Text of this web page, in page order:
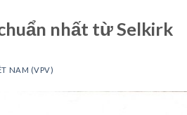
nhất từ Selkirk
NAM (VPV)